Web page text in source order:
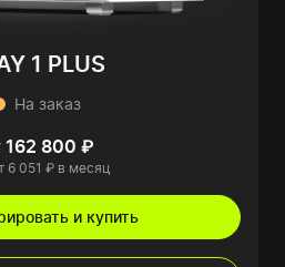
1 PLUS
На заказ
162 800 ₽
6 051 ₽ в месяц
и купить